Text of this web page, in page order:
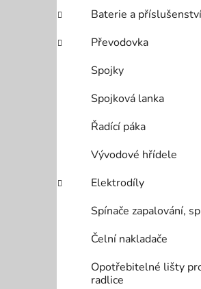
Baterie a příslušenství
Převodovka
Spojky
Spojková lanka
Řadící páka
Vývodové hřídele
Elektrodíly
Spínače zapalování,
Čelní nakladače
Opotřebitelné lišty
radlice